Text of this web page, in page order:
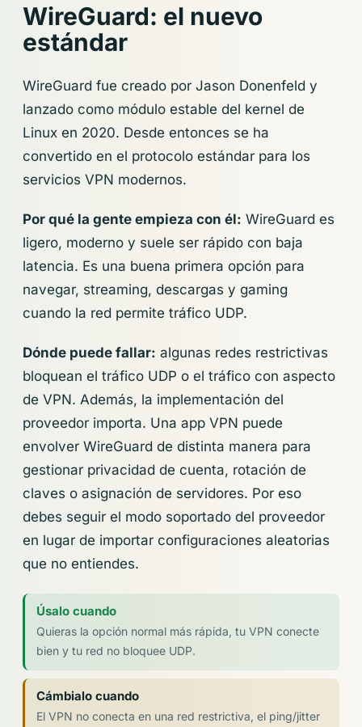
WireGuard: el nuevo
estándar
WireGuard fue creado por Jason Donenfeld y
lanzado como módulo estable del kernel de
Linux en 2020. Desde entonces se ha
convertido en el protocolo estándar para los
servicios VPN modernos.
Por qué la gente empieza con él: WireGuard es
ligero, moderno y suele ser rápido con baja
latencia. Es una buena primera opción para
navegar, streaming, descargas y gaming
cuando la red permite tráfico UDP.
Dónde puede fallar: algunas redes restrictivas
bloquean el tráfico UDP o el tráfico con aspecto
de VPN. Además, la implementación del
proveedor importa. Una app VPN puede
envolver WireGuard de distinta manera para
gestionar privacidad de cuenta, rotación de
claves o asignación de servidores. Por eso
debes seguir el modo soportado del proveedor
en lugar de importar configuraciones aleatorias
que no entiendes.
Úsalo cuando
Quieras la opción normal más rápida, tu VPN conecte
bien y tu red no bloquee UDP.
Cámbialo cuando
El VPN no conecta en una red restrictiva, el ping/jitter